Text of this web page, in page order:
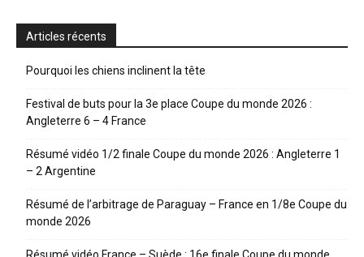
Articles récents
Pourquoi les chiens inclinent la tête
Festival de buts pour la 3e place Coupe du monde 2026 :
Angleterre 6 – 4 France
Résumé vidéo 1/2 finale Coupe du monde 2026 : Angleterre 1
– 2 Argentine
Résumé de l’arbitrage de Paraguay – France en 1/8e Coupe du
monde 2026